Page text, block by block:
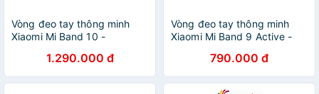
Vòng đeo tay thông minh
Xiaomi Mi Band 10 -
1.290.000 đ
Vòng đeo tay thông minh
Xiaomi Mi Band 9 Active -
790.000 đ